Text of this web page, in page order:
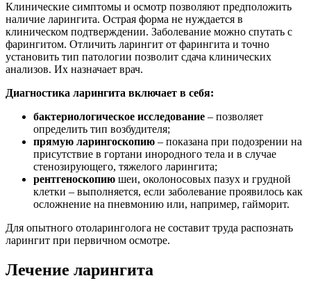
Клинические симптомы и осмотр позволяют предположить
наличие ларингита. Острая форма не нуждается в
клиническом подтверждении. Заболевание можно спутать с
фарингитом. Отличить ларингит от фарингита и точно
установить тип патологии позволит сдача клинических
анализов. Их назначает врач.
Диагностика ларингита включает в себя:
бактериологическое исследование – позволяет
определить тип возбудителя;
прямую ларингоскопию – показана при подозрении на
присутствие в гортани инородного тела и в случае
стенозирующего, тяжелого ларингита;
рентгеноскопию шеи, околоносовых пазух и грудной
клетки – выполняется, если заболевание проявилось как
осложнение на пневмонию или, например, гайморит.
Для опытного отоларинголога не составит труда распознать
ларингит при первичном осмотре.
Лечение ларингита